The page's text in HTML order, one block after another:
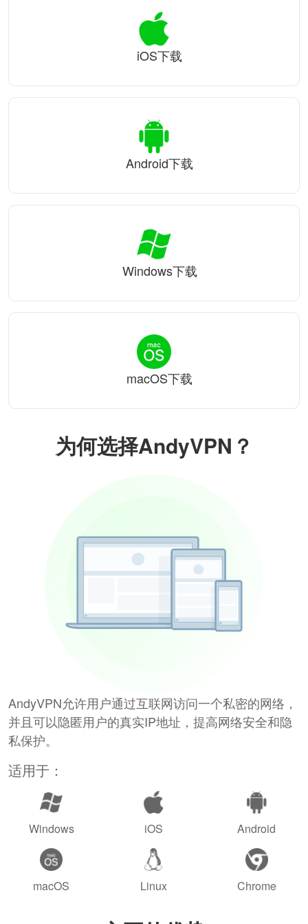
为何选择AndyVPN？
AndyVPN允许用户通过互联网访问一个私密的网络，
并且可以隐匿用户的真实IP地址，提高网络安全和隐
私保护。
适用于：
Windows iOS Android
macOS Linux Chrome
iOS下载
Android下载
Windows下载
macOS下载